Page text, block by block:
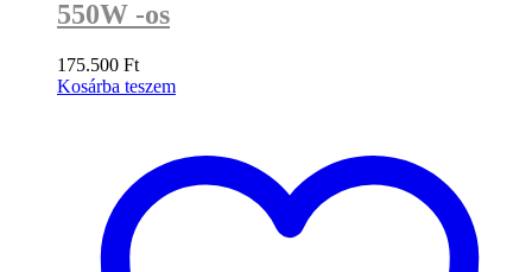
550W -os
175.500 Ft
Kosárba teszem